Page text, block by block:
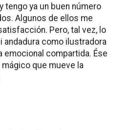
tengo ya un buen número
Algunos de ellos me
Pero, tal vez, lo
andadura como ilustradora
emocional compartida. Ése
que mueve la